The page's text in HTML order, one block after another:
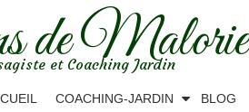
de Malorie
et Coaching Jardin
COACHING-JARDIN BLOG